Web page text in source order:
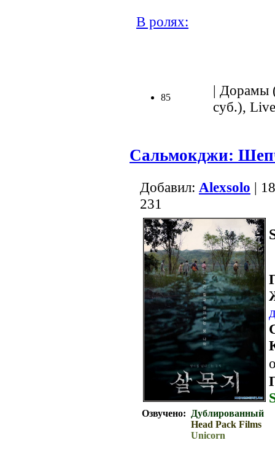
В ролях:
85
| Дорамы
суб.),
Сальмокджи:
Добавил: Alexsolo |
231
Озвучено:
Дублированный
Head Pack Films
Unicorn